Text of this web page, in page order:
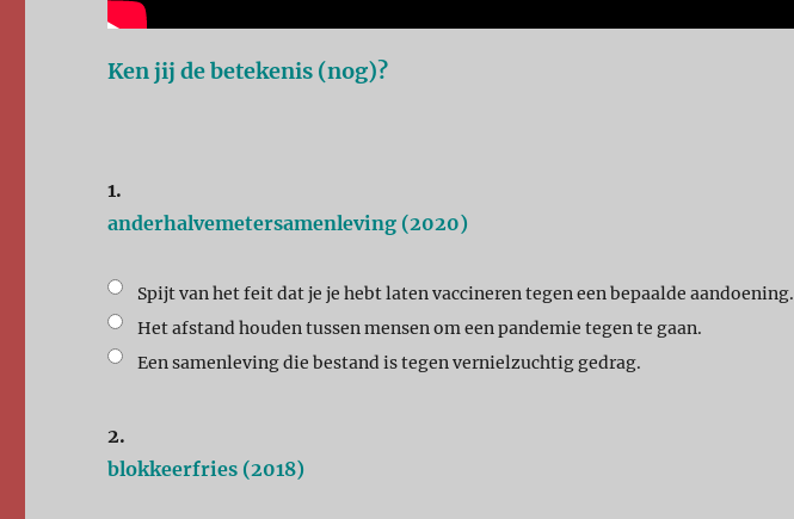
Ken jij de betekenis (nog)?
1.
anderhalvemetersamenleving (2020)
Spijt van het feit dat je je hebt laten vaccineren tegen een bepaalde aandoening.
Het afstand houden tussen mensen om een pandemie tegen te gaan.
Een samenleving die bestand is tegen vernielzuchtig gedrag.
2.
blokkeerfries (2018)